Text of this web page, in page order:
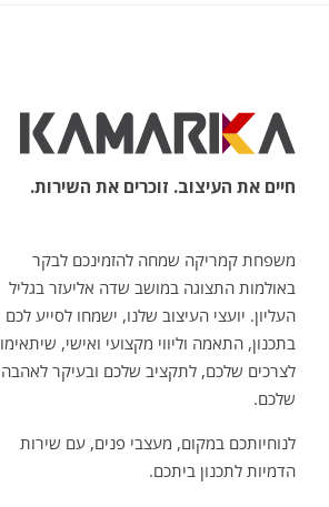
חיים את העיצוב. זוכרים את השירות.
משפחת קמריקה שמחה להזמינכם לבקר
באולמות התצוגה במושב שדה אליעזר בגליל
העליון. יועצי העיצוב שלנו, ישמחו לסייע לכם
בתכנון, התאמה וליווי מקצועי ואישי, שיתאימו
לצרכים שלכם, לתקציב שלכם ובעיקר לאהבה
שלכם.
לנוחיותכם במקום, מעצבי פנים, עם שירות
הדמיות לתכנון ביתכם.